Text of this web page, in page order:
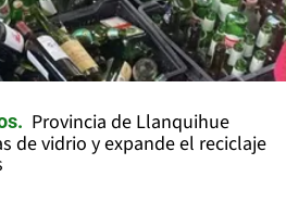
Provincia de Llanquihue
de vidrio y expande el reciclaje